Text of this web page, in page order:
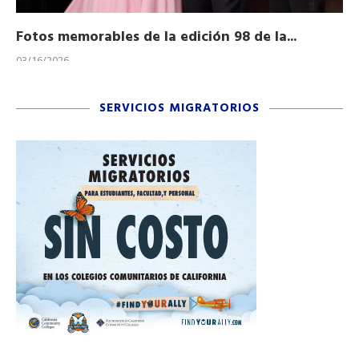
Fotos memorables de la edición 98 de la...
03/16/2026
SERVICIOS MIGRATORIOS